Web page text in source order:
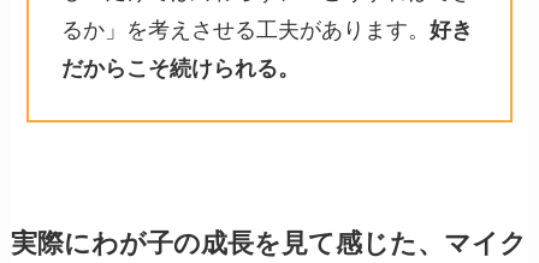
るか」を考えさせる工夫があります。好き
だからこそ続けられる。
実際にわが子の成長を見て感じた、マイク